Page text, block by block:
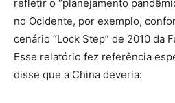
refletir o “planejamento
no Ocidente, por exemplo,
cenário “Lock Step” de 2010 da
Esse relatório fez referência
disse que a China deveria: